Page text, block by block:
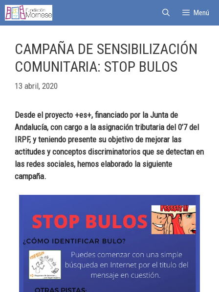
Menú
CAMPAÑA DE SENSIBILIZACIÓN
COMUNITARIA: STOP BULOS
13 abril, 2020
Desde el proyecto +es+, financiado por la Junta de
Andalucía, con cargo a la asignación tributaria del 0’7 del
IRPF, y teniendo presente su objetivo de mejorar las
actitudes y conceptos discriminatorios que se detectan en
las redes sociales, hemos elaborado la siguiente
campaña.